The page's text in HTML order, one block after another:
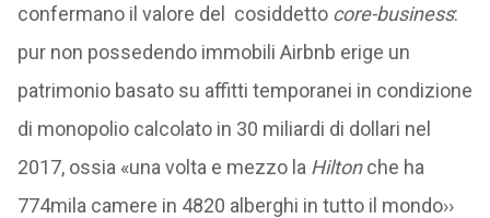
confermano il valore del cosiddetto core-business:
pur non possedendo immobili Airbnb erige un
patrimonio basato su affitti temporanei in condizione
di monopolio calcolato in 30 miliardi di dollari nel
2017, ossia «una volta e mezzo la Hiltonche ha
774mila camere in 4820 alberghi in tutto il mondo››